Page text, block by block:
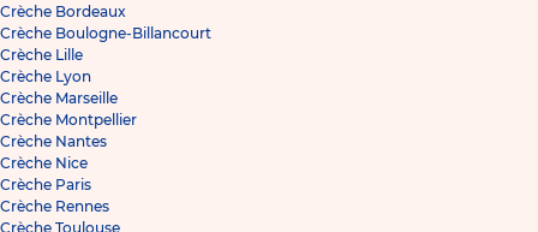
Crèche Bordeaux
Crèche Boulogne-Billancourt
Crèche Lille
Crèche Lyon
Crèche Marseille
Crèche Montpellier
Crèche Nantes
Crèche Nice
Crèche Paris
Crèche Rennes
Crèche Toulouse